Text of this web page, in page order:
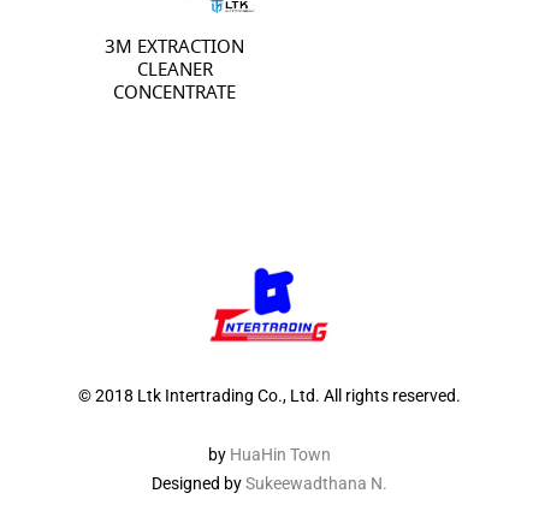
3M EXTRACTION
CLEANER
CONCENTRATE
© 2018 Ltk Intertrading Co., Ltd. All rights reserved.
by HuaHin Town
Designed bySukeewadthana N.